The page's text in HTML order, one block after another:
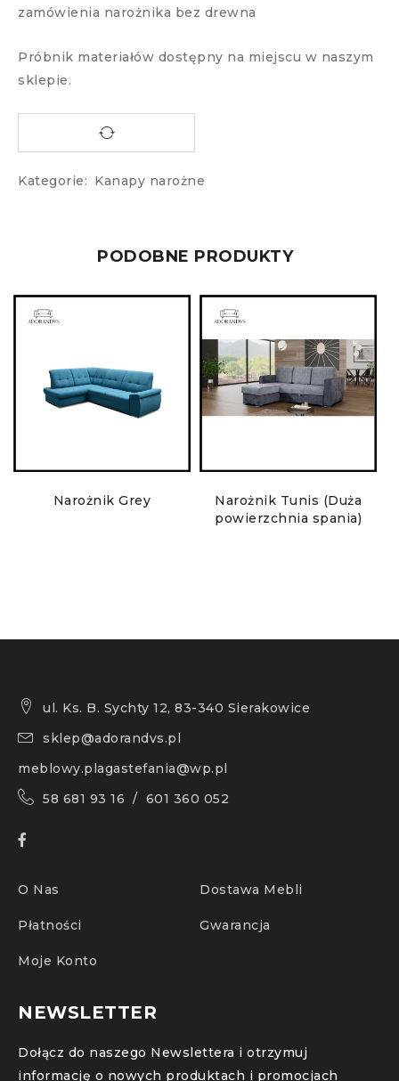
zamówienia narożnika bez drewna
Próbnik materiałów dostępny na miejscu w naszym
sklepie.
Kategorie: Kanapy narożne
PODOBNE PRODUKTY
Narożnik Grey
Narożnik Tunis (Duża
powierzchnia spania)
ul. Ks. B. Sychty 12, 83-340 Sierakowice
sklep@adorandvs.pl
meblowy.plagastefania@wp.pl
58 681 93 16 / 601 360 052
O Nas Dostawa Mebli
Płatności Gwarancja
Moje Konto
NEWSLETTER
Dołącz do naszego Newslettera i otrzymuj
informację o nowych produktach i promocjach